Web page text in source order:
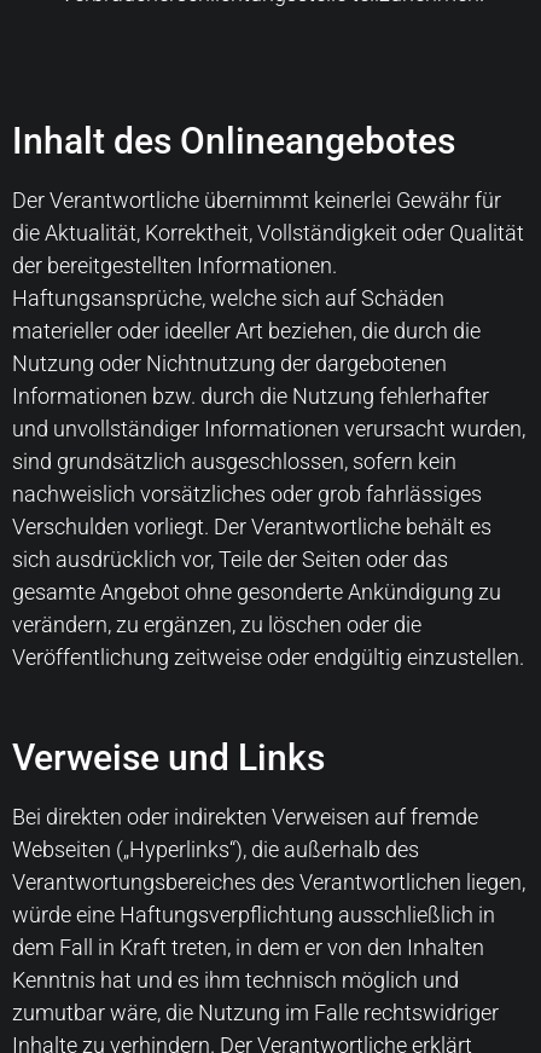
Inhalt des Onlineangebotes
Der Verantwortliche übernimmt keinerlei Gewähr für
die Aktualität, Korrektheit, Vollständigkeit oder Qualität
der bereitgestellten Informationen.
Haftungsansprüche, welche sich auf Schäden
materieller oder ideeller Art beziehen, die durch die
Nutzung oder Nichtnutzung der dargebotenen
Informationen bzw. durch die Nutzung fehlerhafter
und unvollständiger Informationen verursacht wurden,
sind grundsätzlich ausgeschlossen, sofern kein
nachweislich vorsätzliches oder grob fahrlässiges
Verschulden vorliegt. Der Verantwortliche behält es
sich ausdrücklich vor, Teile der Seiten oder das
gesamte Angebot ohne gesonderte Ankündigung zu
verändern, zu ergänzen, zu löschen oder die
Veröffentlichung zeitweise oder endgültig einzustellen.
Verweise und Links
Bei direkten oder indirekten Verweisen auf fremde
Webseiten („Hyperlinks“), die außerhalb des
Verantwortungsbereiches des Verantwortlichen liegen,
würde eine Haftungsverpflichtung ausschließlich in
dem Fall in Kraft treten, in dem er von den Inhalten
Kenntnis hat und es ihm technisch möglich und
zumutbar wäre, die Nutzung im Falle rechtswidriger
Inhalte zu verhindern. Der Verantwortliche erklärt